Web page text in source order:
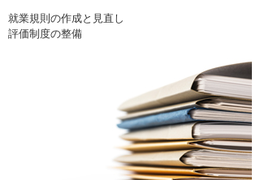
就業規則の作成と見直し
評価制度の整備